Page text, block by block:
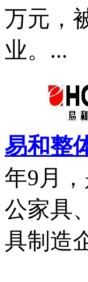
万元，
业。...
易和整
年9月
公家具
具制造